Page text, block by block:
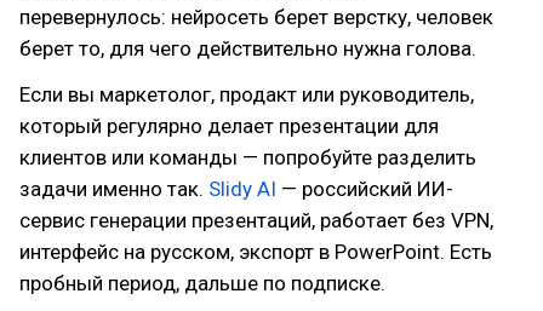
перевернулось: нейросеть берет верстку, человек
берет то, для чего действительно нужна голова.
Если вы маркетолог, продакт или руководитель,
который регулярно делает презентации для
клиентов или команды — попробуйте разделить
задачи именно так. Slidy AI — российский ИИ-
сервис генерации презентаций, работает без VPN,
интерфейс на русском, экспорт в PowerPoint. Есть
пробный период, дальше по подписке.